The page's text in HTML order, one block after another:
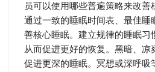
员可以使用哪些普遍策略来改善
通过一致的睡眠时间表、最佳睡
善核心睡眠。建立规律的睡眠习
从而促进更好的恢复。黑暗、凉
促进更深的睡眠。冥想或深呼吸